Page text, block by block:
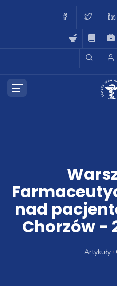
nad
Chorzów -
Artykuły